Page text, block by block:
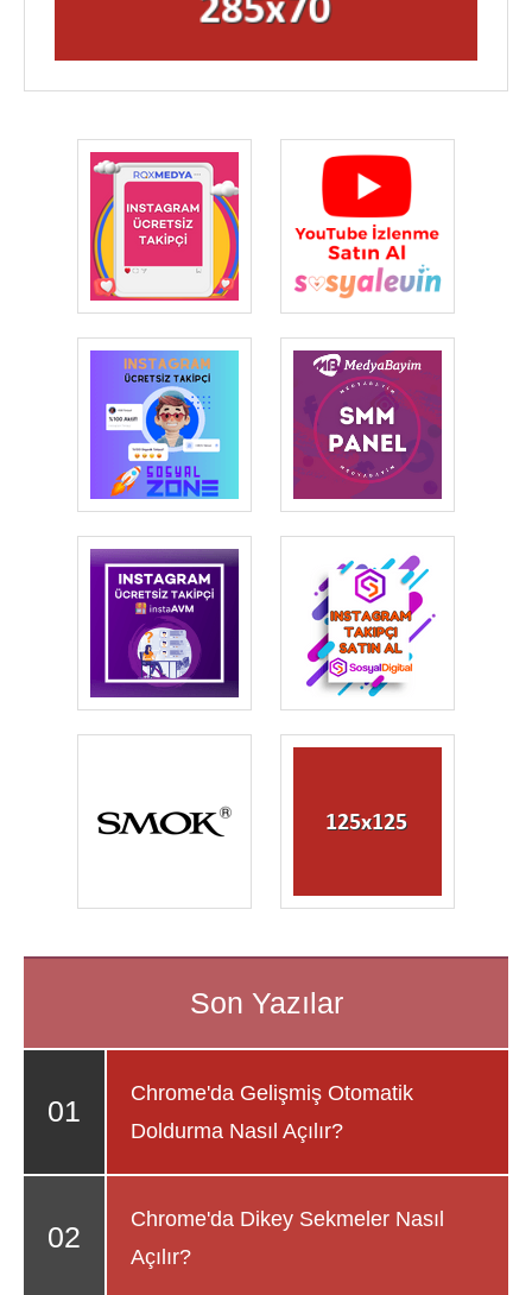
Chrome'da Gelişmiş Otomatik
Doldurma Nasıl Açılır?
Chrome'da Dikey Sekmeler Nasıl
Açılır?